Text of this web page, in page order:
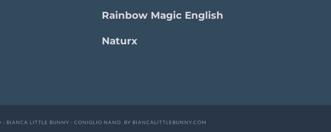
Rainbow Magic English
Naturx
- BIANCA LITTLE BUNNY - CONIGLIO NANO. BY BIANCALITTLEBUNNY.COM